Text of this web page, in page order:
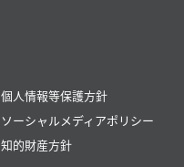
個人情報等保護方針
ソーシャルメディアポリシー
知的財産方針